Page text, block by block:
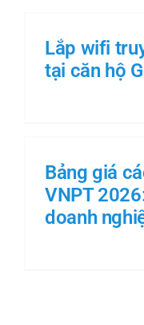
Lắp wifi
tại căn hộ
Bảng giá
VNPT
doanh